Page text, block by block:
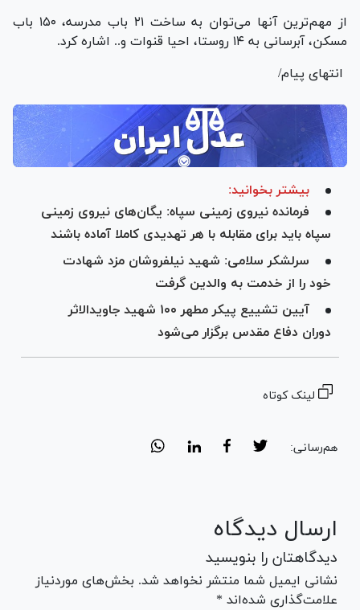
از مهم‌ترین آنها می‌توان به ساخت ۲۱ باب مدرسه، ۱۵۰ باب
مسکن، آبرسانی به ۱۴ روستا، احیا قنوات و.. اشاره کرد.
انتهای پیام/
بیشتر بخوانید:
فرمانده نیروی زمینی سپاه: یگان‌های نیروی زمینی
سپاه باید برای مقابله با هر تهدیدی کاملا آماده باشند
سرلشکر سلامی: شهید نیلفروشان مزد شهادت
خود را از خدمت به والدین گرفت
آیین تشییع پیکر مطهر ۱۰۰ شهید جاویدالاثر
دوران دفاع مقدس برگزار می‌شود
لینک کوتاه
هم‌رسانی:
ارسال دیدگاه
دیدگاهتان را بنویسید
نشانی ایمیل شما منتشر نخواهد شد. بخش‌های موردنیاز
علامت‌گذاری شده‌اند *